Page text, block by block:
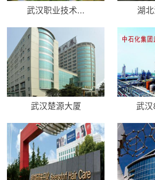
武汉职业技术... 湖
武汉楚源大厦 武